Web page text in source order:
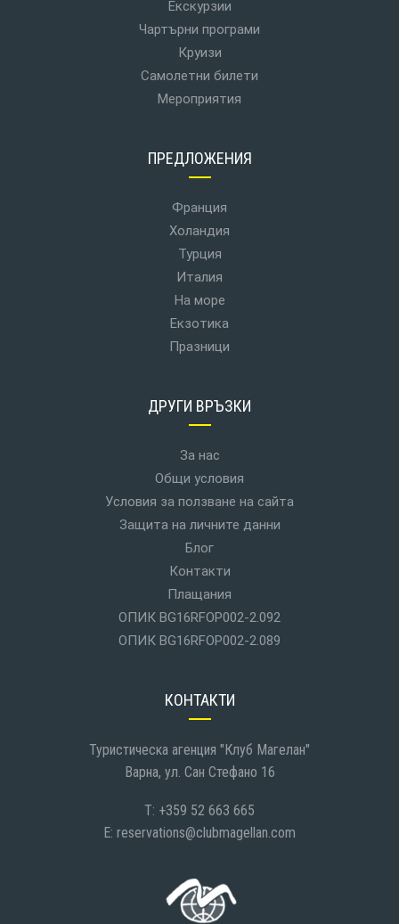
Екскурзии
Чартърни програми
Круизи
Самолетни билети
Мероприятия
ПРЕДЛОЖЕНИЯ
Франция
Холандия
Турция
Италия
На море
Екзотика
Празници
ДРУГИ ВРЪЗКИ
За нас
Общи условия
Условия за ползване на сайта
Защита на личните данни
Блог
Контакти
Плащания
ОПИК BG16RFOP002-2.092
ОПИК BG16RFOP002-2.089
КОНТАКТИ
Туристическа агенция "Клуб Магелан"
Варна, ул. Сан Стефано 16
T: +359 52 663 665
E: reservations@clubmagellan.com